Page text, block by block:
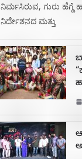
ನಿರ್ಮಸಿರುವ, ಗುರು
ನಿರ್ದೇಶನದ ಮತ್ತು